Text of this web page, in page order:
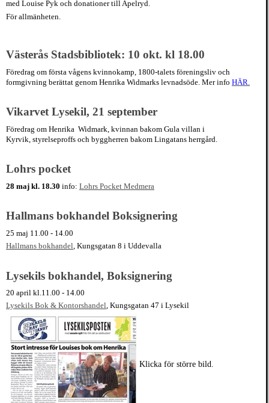
med Louise Pyk och donationer till Apelryd.
För allmänheten.
Västerås Stadsbibliotek: 10 okt. kl 18.00
Föredrag om första vågens kvinnokamp, 1800-talets föreningsliv och
formgivning berättat genom Henrika Widmarks levnadsöde. Mer info HÄR.
Vikarvet Lysekil, 21 september
Föredrag om Henrika Widmark, kvinnan bakom Gula villan i
Kyrvik, styrelseproffs och byggherren bakom Lingatans herrgård.
Lohrs pocket
28 maj kl. 18.30 info: Lohrs Pocket Medmera
Hallmans bokhandel Boksignering
25 maj 11.00 - 14.00
Hallmans bokhandel , Kungsgatan 8 i Uddevalla
Lysekils bokhandel, Boksignering
20 april kl.11.00 - 14.00
Lysekils Bok & Kontorshandel, Kungsgatan 47 i Lysekil
Klicka för större bild.